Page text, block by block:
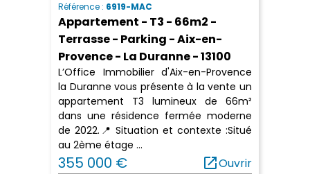
Référence : 6919-MAC
Appartement - T3 - 66m2 -
Terrasse - Parking - Aix-en-
Provence - La Duranne - 13100
L’Office Immobilier d'Aix-en-Provence
la Duranne vous présente à la vente un
appartement T3 lumineux de 66m²
dans une résidence fermée moderne
de 2022.📍 Situation et contexte :Situé
au 2ème étage ...
355 000 € open_in_newOuvrir